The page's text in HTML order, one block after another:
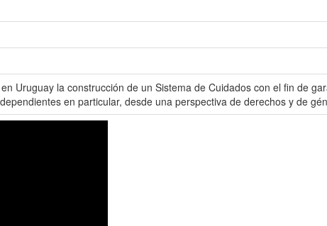
Uruguay la construcción de un Sistema de Cuidados con el fin de
en particular, desde una perspectiva de derechos y de